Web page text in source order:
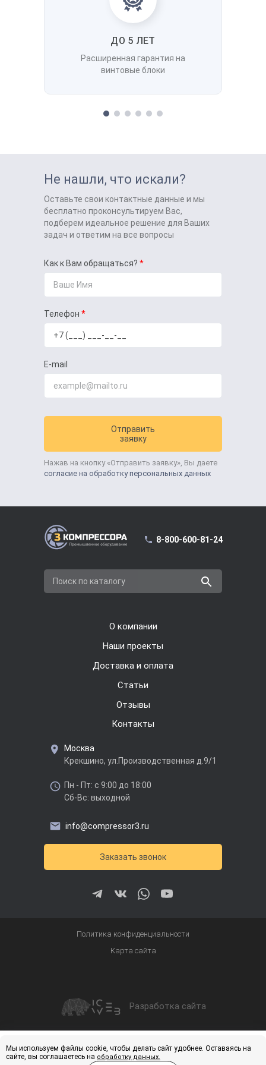
Купить
Получить скидку
ДО 5 ЛЕТ
Расширенная гарантия на
винтовые блоки
Не нашли, что искали?
Оставьте свои контактные данные и мы
бесплатно проконсультируем Вас,
подберем идеальное решение для Ваших
задач и ответим на все вопросы
Как к Вам обращаться?
Телефон
E-mail
Отправить
заявку
Нажав на кнопку «Отправить заявку», Вы даете
согласие на обработку персональных данных
8-800-600-81-24
Поиск по каталогу
О компании
Наши проекты
Доставка и оплата
Cтатьи
Отзывы
Контакты
Москва
Крекшино, ул.Производственная д.9/1
Пн - Пт: с 9:00 до 18:00
Сб-Вс: выходной
info@compressor3.ru
Заказать звонок
Политика конфиденциальности
Карта сайта
Разработка сайта
Мы используем файлы cookie, чтобы делать сайт удобнее. Оставаясь на
сайте, вы соглашаетесь на обработку данных.